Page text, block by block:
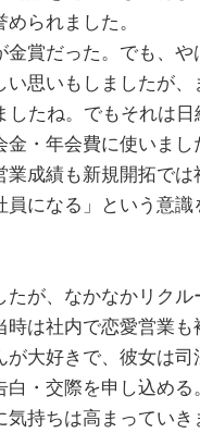
られました。
賞だった。でも、
思いもしましたが
たね。でもそれは
・年会費に使いま
成績も新規開拓で
になる」という意
が、なかなかリク
は社内で恋愛営業
大好きで、彼女は
・交際を申し込め
持ちは高まってい